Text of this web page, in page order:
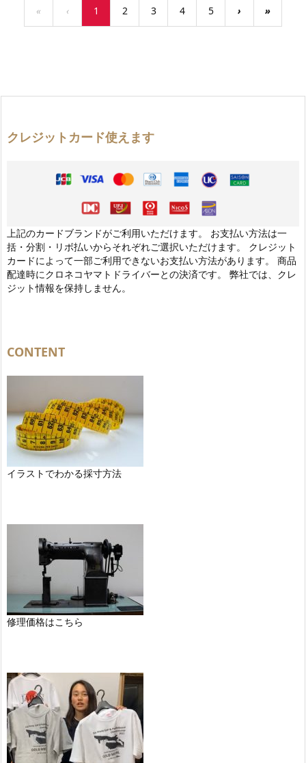
« ‹ 1 2 3 4 5 › »
クレジットカード使えます
上記のカードブランドがご利用いただけます。 お支払い方法は一
括・分割・リボ払いからそれぞれご選択いただけます。 クレジット
カードによって一部ご利用できないお支払い方法があります。 商品
配達時にクロネコヤマトドライバーとの決済です。 弊社では、クレ
ジット情報を保持しません。
CONTENT
イラストでわかる採寸方法
修理価格はこちら